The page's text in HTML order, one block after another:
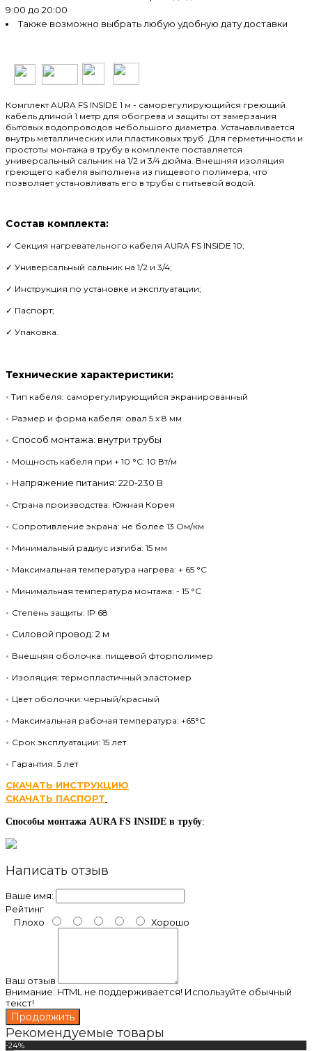
9:00 до 20:00
Также возможно выбрать любую удобную дату доставки
Комплект AURA FS INSIDE 1 м - саморегулирующийся греющий
кабель длиной 1 метр для обогрева и защиты от замерзания
бытовых водопроводов небольшого диаметра. Устанавливается
внутрь металлических или пластиковых труб. Для герметичности и
простоты монтажа в трубу в комплекте поставляется
универсальный сальник на 1/2 и 3/4 дюйма. Внешняя изоляция
греющего кабеля выполнена из пищевого полимера, что
позволяет установливать его в трубы с питьевой водой.
Состав комплекта:
✓ Секция нагревательного кабеля AURA FS INSIDE 10;
✓ Универсальный сальник на 1/2 и 3/4;
✓ Инструкция по установке и эксплуатации;
✓ Паспорт;
✓ Упаковка.
Технические характеристики:
• Тип кабеля: саморегулирующийся экранированный
• Размер и форма кабеля: овал 5 х 8 мм
• Способ монтажа: внутри трубы
• Мощность кабеля при + 10 °С: 10 Вт/м
• Напряжение питания: 220-230 В
• Страна производства: Южная Корея
• Cопротивление экрана: не более 13 Ом/км
• Минимальный радиус изгиба: 15 мм
• Максимальная температура нагрева: + 65 °С
• Минимальная температура монтажа: - 15 °C
• Степень защиты: IP 68
• Силовой провод: 2 м
• Внешняя оболочка: пищевой фторполимер
• Изоляция: термопластичный эластомер
• Цвет оболочки: черный/красный
• Максимальная рабочая температура: +65°C
• Срок эксплуатации: 15 лет
• Гарантия: 5 лет
СКАЧАТЬ ИНСТРУКЦИЮ
СКАЧАТЬ ПАСПОРТ
Способы монтажа AURA FS INSIDE в трубу:
Написать отзыв
Ваше имя:
Рейтинг
Плохо
Хорошо
Ваш отзыв
Внимание: HTML не поддерживается! Используйте обычный
текст!
Продолжить
Рекомендуемые товары
-24%